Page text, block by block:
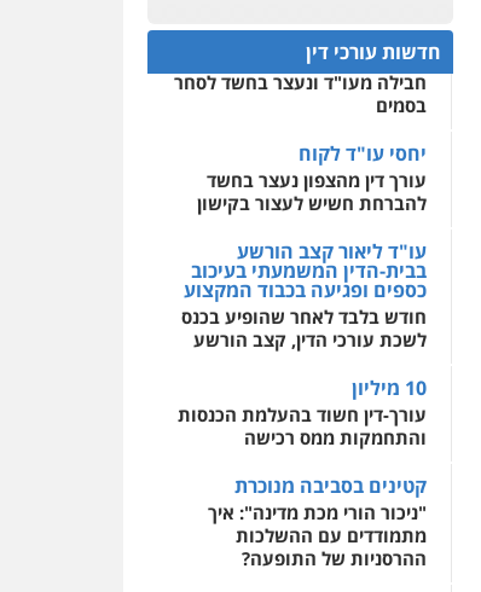
0522508109
אחסון אתרים
לעורכי דין
אסירים עבירות מין
שירותים מקצועיים לעורכי
דין
0544500346
חדשות עורכי דין
חפץ חשוד
עצור בתיק ניסיון רצח קיבל
חבילה מעו"ד ונעצר בחשד לסחר
בסמים
יחסי עו"ד לקוח
עורך דין מהצפון נעצר בחשד
להברחת חשיש לעצור בקישון
עו"ד ליאור קצב הורשע
בבית-הדין המשמעתי בעיכוב
כספים ופגיעה בכבוד המקצוע
חודש בלבד לאחר שהופיע בכנס
לשכת עורכי הדין, קצב הורשע
10 מיליון
עורך-דין חשוד בהעלמת הכנסות
והתחמקות ממס רכישה
קטינים בסביבה מנוכרת
"ניכור הורי מכת מדינה": איך
מתמודדים עם ההשלכות
ההרסניות של התופעה?